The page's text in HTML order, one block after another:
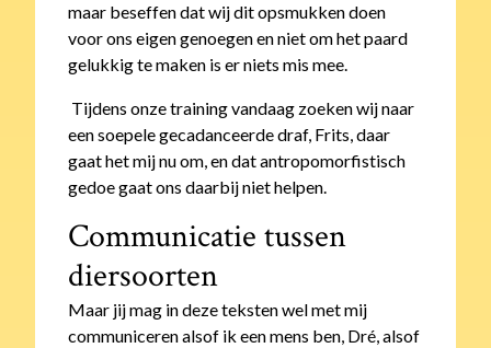
maar beseffen dat wij dit opsmukken doen
voor ons eigen genoegen en niet om het paard
gelukkig te maken is er niets mis mee.
Tijdens onze training vandaag zoeken wij naar
een soepele gecadanceerde draf, Frits, daar
gaat het mij nu om, en dat antropomorfistisch
gedoe gaat ons daarbij niet helpen.
Communicatie tussen
diersoorten
Maar jij mag in deze teksten wel met mij
communiceren alsof ik een mens ben, Dré, alsof